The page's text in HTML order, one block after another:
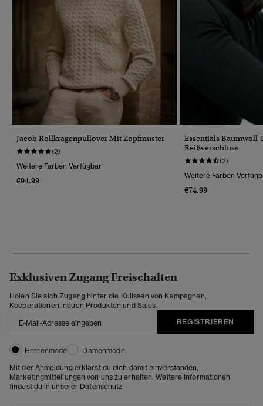
Jacob Rollkragenpullover Mit Zopfmuster
(2)
Weitere Farben Verfügbar
€94.99
Essentials
Reißverschluss
(2)
Weitere Farben
€74.99
Exklusiven Zugang Freischalten
Holen Sie sich Zugang hinter die Kulissen von Kampagnen,
Kooperationen, neuen Produkten und Sales.
REGISTRIEREN
Herrenmode
Damenmode
Mit der Anmeldung erklärst du dich damit einverstanden,
Marketingmitteilungen von uns zu erhalten. Weitere Informationen
findest du in unserer Datenschutz